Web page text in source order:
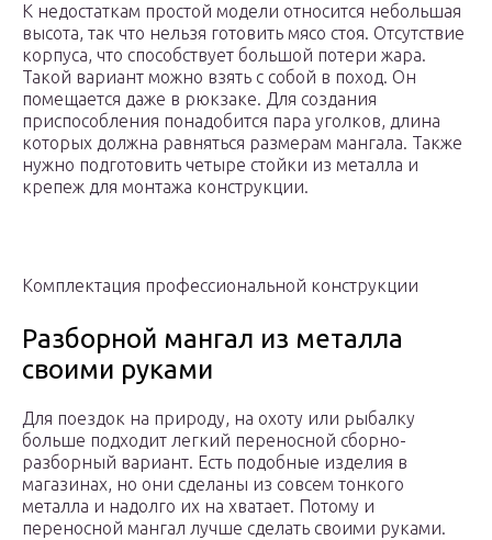
К недостаткам простой модели относится небольшая
высота, так что нельзя готовить мясо стоя. Отсутствие
корпуса, что способствует большой потери жара.
Такой вариант можно взять с собой в поход. Он
помещается даже в рюкзаке. Для создания
приспособления понадобится пара уголков, длина
которых должна равняться размерам мангала. Также
нужно подготовить четыре стойки из металла и
крепеж для монтажа конструкции.
Комплектация профессиональной конструкции
Разборной мангал из металла
своими руками
Для поездок на природу, на охоту или рыбалку
больше подходит легкий переносной сборно-
разборный вариант. Есть подобные изделия в
магазинах, но они сделаны из совсем тонкого
металла и надолго их на хватает. Потому и
переносной мангал лучше сделать своими руками.